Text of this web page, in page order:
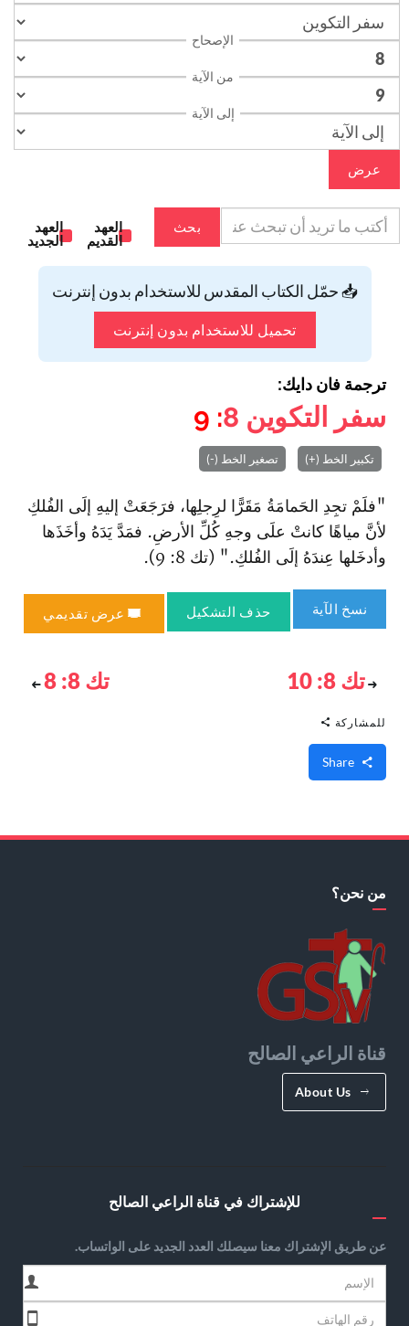
الإصحاح
من الآية
إلى الآية
عرض
بحث
العهد
القديم
العهد
الجديد
📥 حمّل الكتاب المقدس للاستخدام بدون إنترنت
تحميل للاستخدام بدون إنترنت
ترجمة فان دايك:
سفر التكوين 8
: 9
تكبير الخط (+) تصغير الخط (-)
"فلَمْ تجِدِ الحَمامَةُ مَقَرًّا لرِجلِها، فرَجَعَتْ إليهِ إلَى الفُلكِ
لأنَّ مياهًا كانتْ علَى وجهِ كُلِّ الأرضِ. فمَدَّ يَدَهُ وأخَذَها
وأدخَلها عِندَهُ إلَى الفُلكِ." (تك 8: 9).
نسخ الآية حذف التشكيل عرض تقديمي
تك 8: 10 تك 8: 8
للمشاركة
من نحن؟
قناة الراعي الصالح
About Us
للإشتراك في قناة الراعي الصالح
عن طريق الإشتراك معنا سيصلك العدد الجديد على الواتساب.